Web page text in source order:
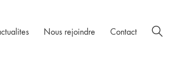
Nous rejoindre Contact